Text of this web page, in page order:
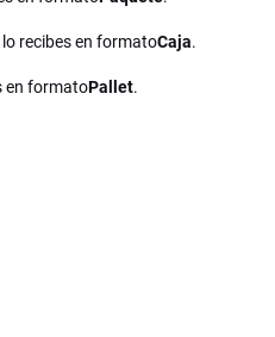
lo recibes en formatoCaja.
en formatoPallet.